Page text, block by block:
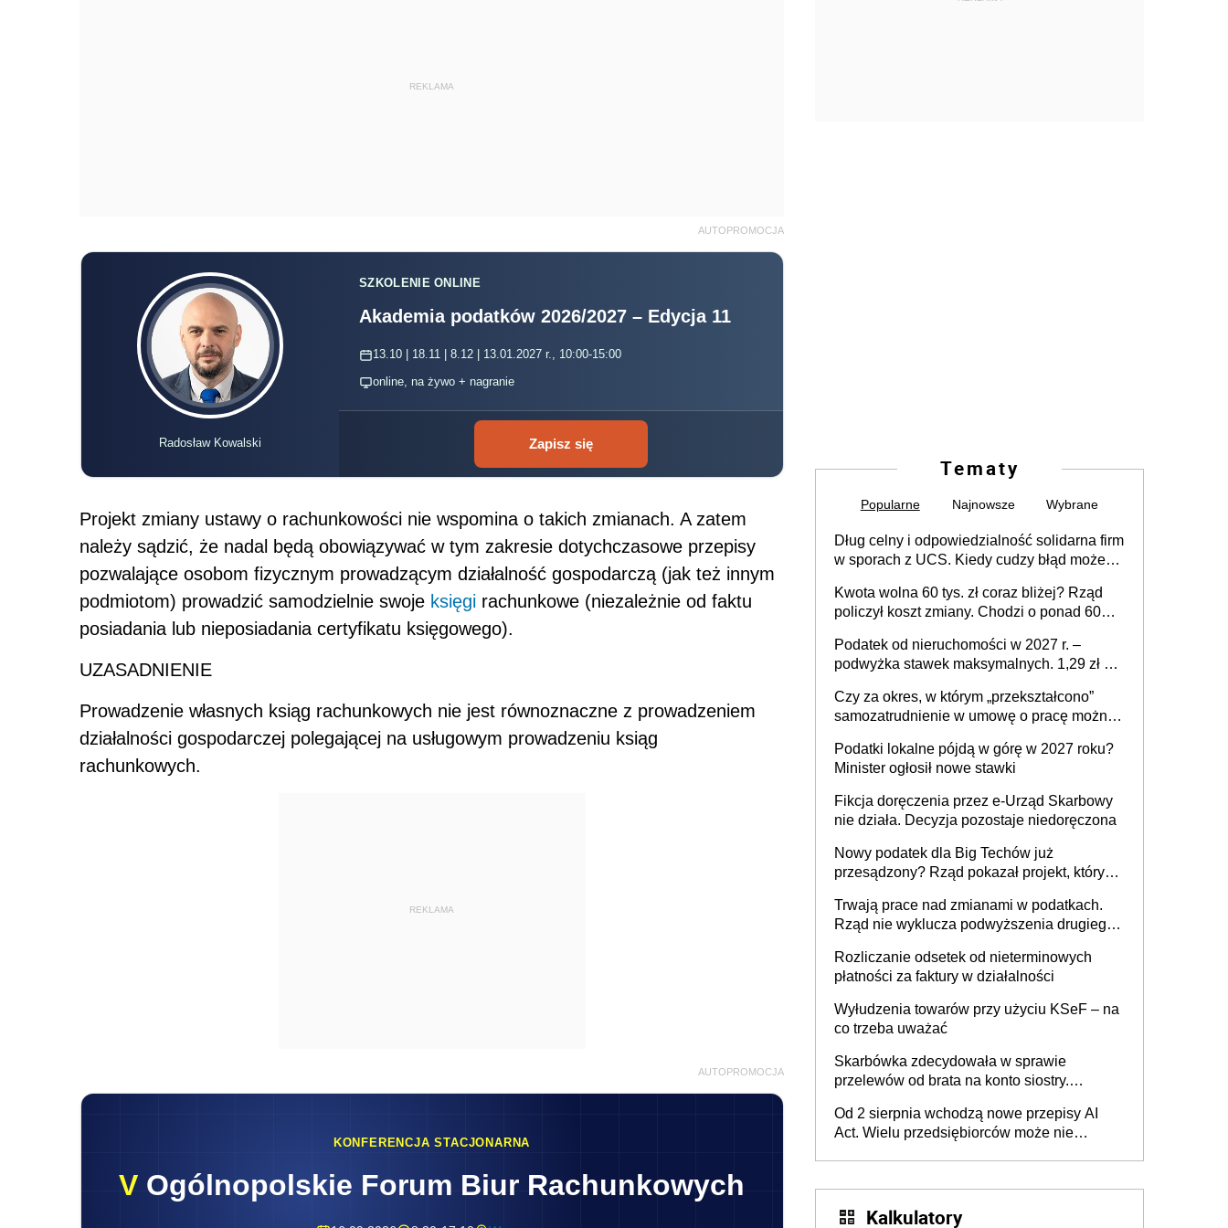
REKLAMA
AUTOPROMOCJA
Radosław Kowalski
SZKOLENIE ONLINE
Akademia podatków 2026/2027 – Edycja 11
13.10 | 18.11 | 8.12 | 13.01.2027 r., 10:00-15:00
online, na żywo + nagranie
Zapisz się
Projekt zmiany ustawy o rachunkowości nie wspomina o takich zmianach. A zatem
należy sądzić, że nadal będą obowiązywać w tym zakresie dotychczasowe przepisy
pozwalające osobom fizycznym prowadzącym działalność gospodarczą (jak też innym
podmiotom) prowadzić samodzielnie swoje księgi rachunkowe (niezależnie od faktu
posiadania lub nieposiadania certyfikatu księgowego).
UZASADNIENIE
Prowadzenie własnych ksiąg rachunkowych nie jest równoznaczne z prowadzeniem
działalności gospodarczej polegającej na usługowym prowadzeniu ksiąg
rachunkowych.
REKLAMA
AUTOPROMOCJA
KONFERENCJA STACJONARNA
V Ogólnopolskie Forum Biur Rachunkowych
Tematy
Popularne Najnowsze Wybrane
Dług celny i odpowiedzialność solidarna firm
w sporach z UCS. Kiedy cudzy błąd może
Kwota wolna 60 tys. zł coraz bliżej? Rząd
policzył koszt zmiany. Chodzi o ponad 60
Podatek od nieruchomości w 2027 r. –
podwyżka stawek maksymalnych. 1,29 zł za
budynków i lokali związanych z
prowadzeniem działalności gospodarczej
Czy za okres, w którym „przekształcono”
samozatrudnienie w umowę o pracę można
umowy cywilnoprawnej jedynym
racjonalnym wyjściem
Podatki lokalne pójdą w górę w 2027 roku?
Minister ogłosił nowe stawki
Fikcja doręczenia przez e-Urząd Skarbowy
nie działa. Decyzja pozostaje niedoręczona
Nowy podatek dla Big Techów już
przesądzony? Rząd pokazał projekt, który
Trwają prace nad zmianami w podatkach.
Rząd nie wyklucza podwyższenia drugiego
Rozliczanie odsetek od nieterminowych
płatności za faktury w działalności
Wyłudzenia towarów przy użyciu KSeF – na
co trzeba uważać
Skarbówka zdecydowała w sprawie
przelewów od brata na konto siostry.
darowizna, ale podatku jednak nie będzie
Od 2 sierpnia wchodzą nowe przepisy AI
Act. Wielu przedsiębiorców może nie
Kalkulatory